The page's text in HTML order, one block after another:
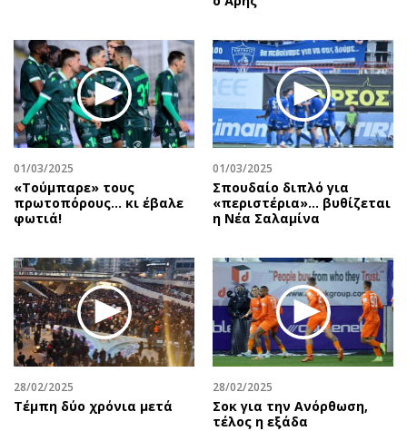
01/03/2025
«Τούμπαρε» τους
πρωτοπόρους… κι έβαλε
φωτιά!
01/03/2025
Σπουδαίο διπλό για
«περιστέρια»... βυθίζεται
η Νέα Σαλαμίνα
28/02/2025
Τέμπη δύο χρόνια μετά
28/02/2025
Σοκ για την Ανόρθωση,
τέλος η εξάδα